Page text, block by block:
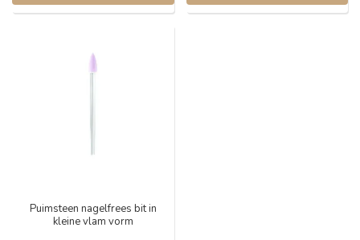
Puimsteen nagelfrees bit in
kleine vlam vorm